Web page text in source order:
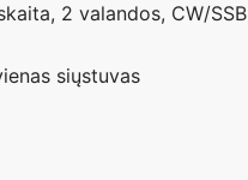
2 valandos, CW/SSB
siųstuvas